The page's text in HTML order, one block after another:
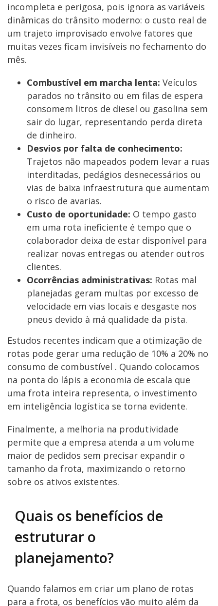
incompleta e perigosa, pois ignora as variáveis
dinâmicas do trânsito moderno: o custo real de
um trajeto improvisado envolve fatores que
muitas vezes ficam invisíveis no fechamento do
mês.
Combustível em marcha lenta: Veículos
parados no trânsito ou em filas de espera
consomem litros de diesel ou gasolina sem
sair do lugar, representando perda direta
de dinheiro.
Desvios por falta de conhecimento:
Trajetos não mapeados podem levar a ruas
interditadas, pedágios desnecessários ou
vias de baixa infraestrutura que aumentam
o risco de avarias.
Custo de oportunidade: O tempo gasto
em uma rota ineficiente é tempo que o
colaborador deixa de estar disponível para
realizar novas entregas ou atender outros
clientes.
Ocorrências administrativas: Rotas mal
planejadas geram multas por excesso de
velocidade em vias locais e desgaste nos
pneus devido à má qualidade da pista.
Estudos recentes indicam que a otimização de
rotas pode gerar uma redução de 10% a 20% no
consumo de combustível . Quando colocamos
na ponta do lápis a economia de escala que
uma frota inteira representa, o investimento
em inteligência logística se torna evidente.
Finalmente, a melhoria na produtividade
permite que a empresa atenda a um volume
maior de pedidos sem precisar expandir o
tamanho da frota, maximizando o retorno
sobre os ativos existentes.
Quais os benefícios de
estruturar o
planejamento?
Quando falamos em criar um plano de rotas
para a frota, os benefícios vão muito além da